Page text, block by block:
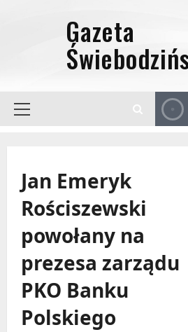
Menu
Jan Emeryk
Rościszewski
powołany na
prezesa zarządu
PKO Banku
Polskiego